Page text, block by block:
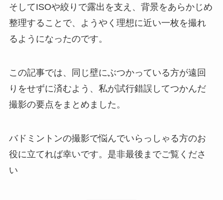
そしてISOや絞りで露出を支え、背景をあらかじめ
整理することで、ようやく理想に近い一枚を撮れ
るようになったのです。
この記事では、同じ壁にぶつかっている方が遠回
りをせずに済むよう、私が試行錯誤してつかんだ
撮影の要点をまとめました。
バドミントンの撮影で悩んでいらっしゃる方のお
役に立てれば幸いです。是非最後までご覧くださ
い